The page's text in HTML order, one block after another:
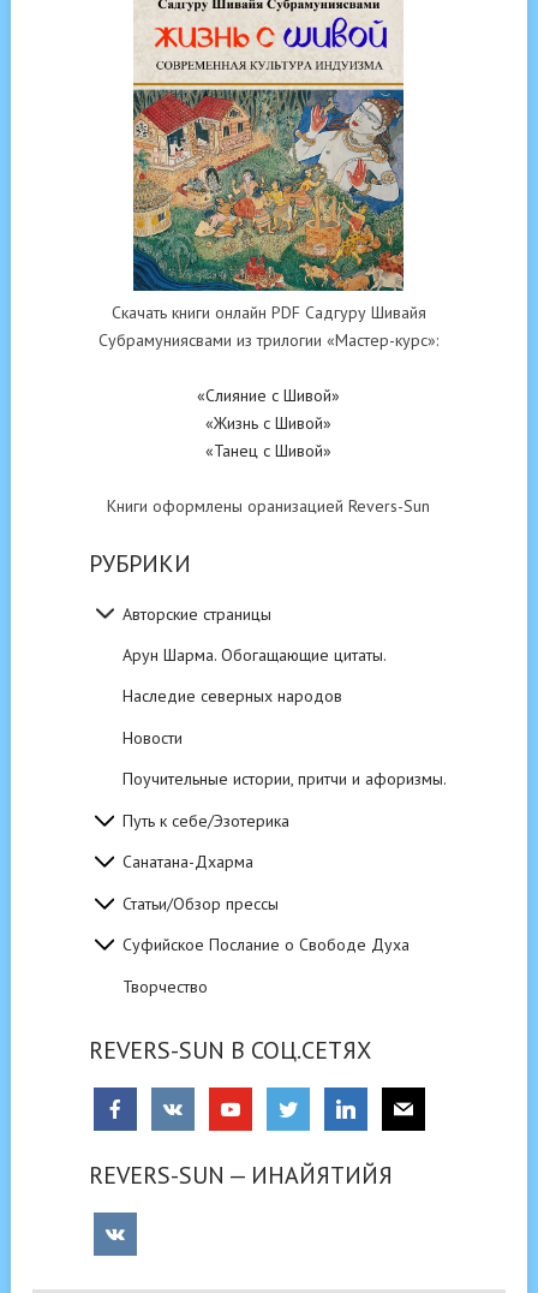
Скачать книги онлайн PDF Садгуру Шивайя
Субрамуниясвами из трилогии «Мастер-курс»:
«Слияние с Шивой»
«Жизнь с Шивой»
«Танец с Шивой»
Книги оформлены оранизацией Revers-Sun
РУБРИКИ
Авторские страницы
Арун Шарма. Обогащающие цитаты.
Наследие северных народов
Новости
Поучительные истории, притчи и афоризмы.
Путь к себе/Эзотерика
Санатана-Дхарма
Статьи/Обзор прессы
Суфийское Послание о Свободе Духа
Творчество
REVERS-SUN В СОЦ.СЕТЯХ
REVERS-SUN — ИНАЙЯТИЙЯ